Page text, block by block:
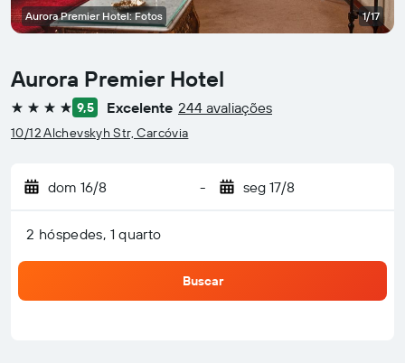
Aurora Premier Hotel
4 estrelas 9,5 Excelente 244 avaliações
10/12 Alchevskyh Str, Carcóvia
dom 16/8 - seg 17/8
2 hóspedes, 1 quarto
Buscar
Aurora Premier Hotel: Fotos 1/17